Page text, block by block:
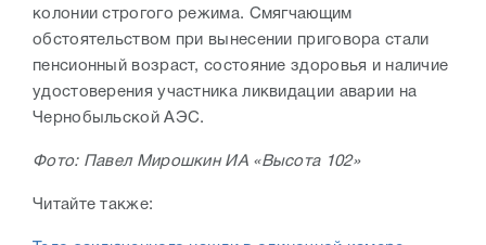
колонии строгого режима. Смягчающим
обстоятельством при вынесении приговора стали
пенсионный возраст, состояние здоровья и наличие
удостоверения участника ликвидации аварии на
Чернобыльской АЭС.
Фото: Павел Мирошкин ИА «Высота 102»
Читайте также: